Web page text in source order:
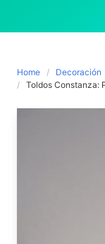
Home
Decoración
Toldos Constanza: